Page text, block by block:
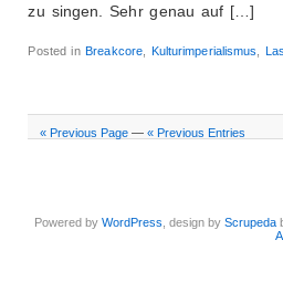
zu singen. Sehr genau auf […]
Posted inBreakcore Kulturimperialismus
« Previous Page —« Previous Entries
Powered byWordPress , design byScrupeda